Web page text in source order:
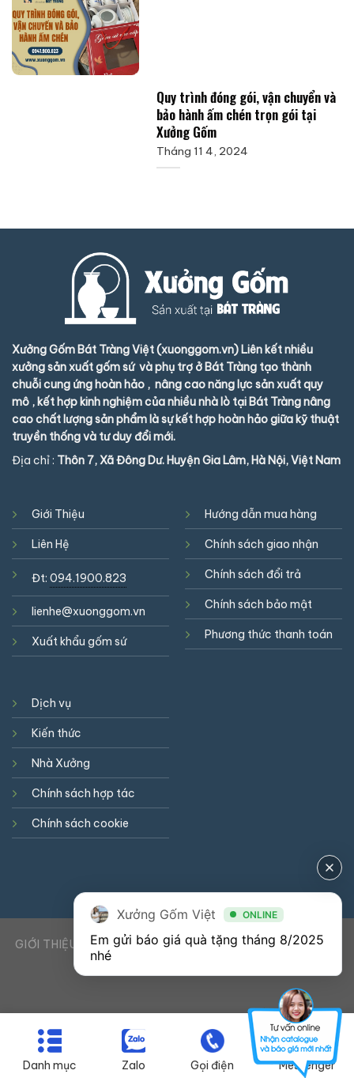
Quy trình đóng gói, vận chuyển và
bảo hành ấm chén trọn gói tại
Xưởng Gốm
Tháng 11 4, 2024
Danh mục Zalo Gọi điện Messenger
Xưởng Gốm Bát Tràng Việt (xuonggom.vn) Liên kết nhiều
xưởng sản xuất gốm sứ và phụ trợ ở Bát Tràng tạo thành
chuỗi cung ứng hoàn hảo , nâng cao năng lực sản xuất quy
mô , kết hợp kinh nghiệm của nhiều nhà lò tại Bát Tràng nâng
cao chất lượng sản phẩm là sự kết hợp hoàn hảo giữa kỹ thuật
truyền thống và tư duy đổi mới.
Địa chỉ : Thôn 7, Xã Đông Dư. Huyện Gia Lâm, Hà Nội, Việt Nam
Giới Thiệu
Liên Hệ
Đt: 094.1900.823
lienhe@xuonggom.vn
Xuất khẩu gốm sứ
Hướng dẫn mua hàng
Chính sách giao nhận
Chính sách đổi trả
Chính sách bảo mật
Phương thức thanh toán
Dịch vụ
Kiến thức
Nhà Xưởng
Chính sách hợp tác
Chính sách cookie
GIỚI THIỆU DỊCH VỤ KIẾN THỨC LIÊN HỆ 0941900823
Xưởng Gốm Việt ONLINE
Em gửi báo giá quà tặng tháng 8/2025
nhé